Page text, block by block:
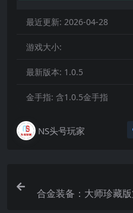
最近更新: 2026-04-28
游戏大小:
最新版本: 1.0.5
金手指: 含1.0.5金手指
NS头号玩家
合金装备：大师珍藏